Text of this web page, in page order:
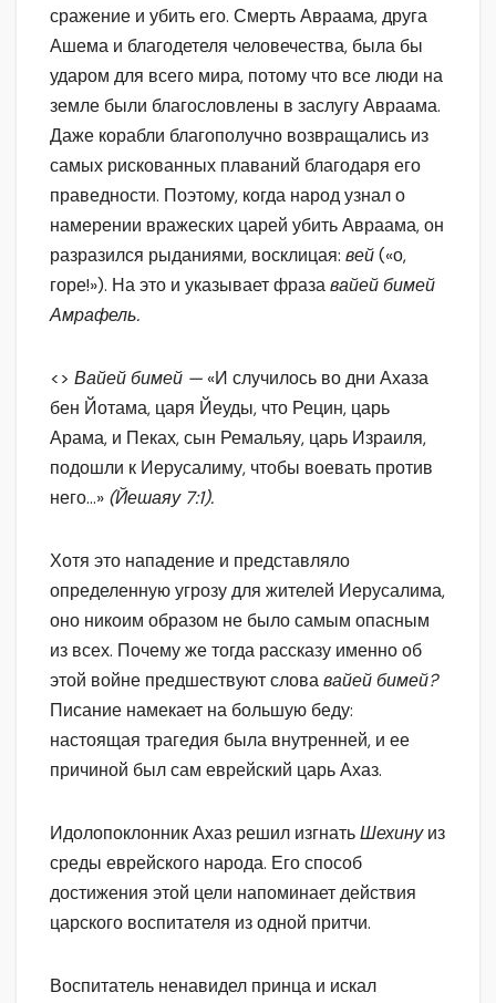
сражение и убить его. Смерть Авраама, друга
Ашема и благодетеля человечества, была бы
ударом для всего мира, потому что все люди на
земле были благословлены в заслугу Авраама.
Даже корабли благополучно возвращались из
самых рискованных плаваний благодаря его
праведности. Поэтому, когда народ узнал о
намерении вражеских царей убить Авраама, он
разразился рыданиями, восклицая: вей(«о,
горе!»). На это и указывает фразавайей бимей
Амрафель.
<> Вайей бимей —«И случилось во дни Ахаза
бен Йотама, царя Йеуды, что Рецин, царь
Арама, и Пеках, сын Ремальяу, царь Израиля,
подошли к Иерусалиму, чтобы воевать против
него…» (Йешаяу 7:1).
Хотя это нападение и представляло
определенную угрозу для жителей Иерусалима,
оно никоим образом не было самым опасным
из всех. Почему же тогда рассказу именно об
этой войне предшествуют словавайей бимей?
Писание намекает на большую беду:
настоящая трагедия была внутренней, и ее
причиной был сам еврейский царь Ахаз.
Идолопоклонник Ахаз решил изгнатьШехинуиз
среды еврейского народа. Его способ
достижения этой цели напоминает действия
царского воспитателя из одной притчи.
Воспитатель ненавидел принца и искал